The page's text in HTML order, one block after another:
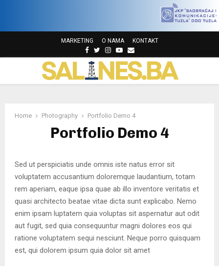
MARKETING O NAMA KONTAKT
F
a
c
e
o
w
t
r
I
n
t
m
Y
o
u
t
E
m
a
i
A
R
Y
M
Home Photography Portfolio Demo 4
Portfolio Demo 4
Sed ut perspiciatis unde omnis iste natus error sit
voluptatem accusantium doloremque laudantium, totam
rem aperiam, eaque ipsa quae ab illo inventore veritatis et
quasi architecto beatae vitae dicta sunt explicabo. Nemo
enim ipsam luptatem quia voluptas sit aspernatur aut odit
aut fugit, sed quia consequuntur magni dolores eos qui
ratione voluptatem sequi nesciunt. Neque porro quisquam
est, qui dolorem ipsum quia dolor sit amet